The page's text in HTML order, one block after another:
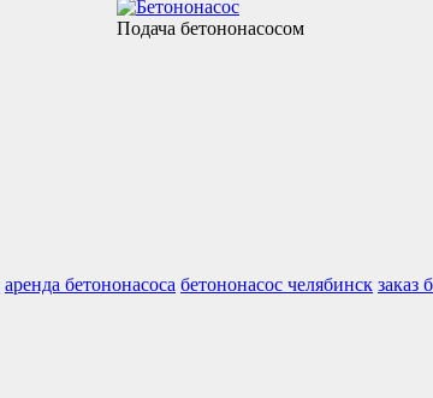
Подача бетононасосом
аренда бетононасоса бетононасос челябинск заказ